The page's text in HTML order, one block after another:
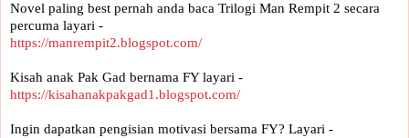
Novel paling best pernah anda baca Trilogi Man Rempit 2 secara
percuma layari -
https://manrempit2.blogspot.com/
Kisah anak Pak Gad bernama FY layari -
https://kisahanakpakgad1.blogspot.com/
Ingin dapatkan pengisian motivasi bersama FY? Layari -